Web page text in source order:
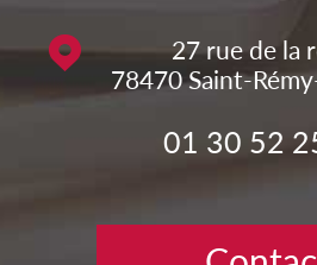
27 rue de la
78470 Saint-
01 30 52